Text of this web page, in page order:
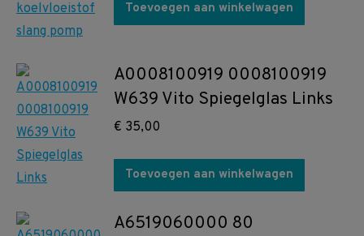
Toevoegen aan winkelwagen
A0008100919 0008100919
W639 Vito Spiegelglas Links
€ 35,00
Toevoegen aan winkelwagen
A6519060000 80